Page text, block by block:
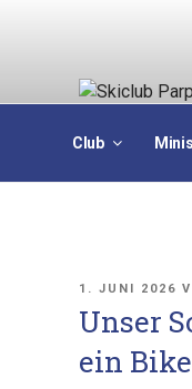
Club
1. JUNI 2026
Unser
ein